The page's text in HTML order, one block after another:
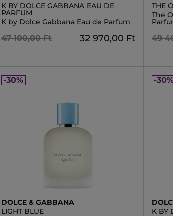
K BY DOLCE GABBANA EAU DE
PARFUM
K by Dolce Gabbana Eau de Parfum
47 100,00 Ft 32 970,00 Ft
THE
The
49
-30%
DOLCE & GABBANA
LIGHT BLUE
-
K BY